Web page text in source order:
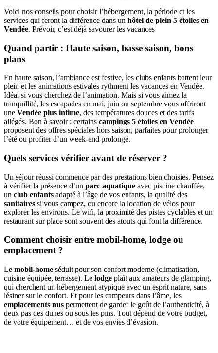
Voici nos conseils pour choisir l’hébergement, la période et les
services qui feront la différence dans un hôtel de plein 5 étoiles en
Vendée. Prévoir, c’est déjà savourer les vacances
Quand partir : Haute saison, basse saison, bons
plans
En haute saison, l’ambiance est festive, les clubs enfants battent leur
plein et les animations estivales rythment les vacances en Vendée.
Idéal si vous cherchez de l’animation. Mais si vous aimez la
tranquillité, les escapades en mai, juin ou septembre vous offriront
une Vendée plus intime, des températures douces et des tarifs
allégés. Bon à savoir : certains campings 5 étoiles en Vendée
proposent des offres spéciales hors saison, parfaites pour prolonger
l’été ou profiter d’un week-end prolongé.
Quels services vérifier avant de réserver ?
Un séjour réussi commence par des prestations bien choisies. Pensez
à vérifier la présence d’un parc aquatique avec piscine chauffée,
un club enfants adapté à l’âge de vos enfants, la qualité des
sanitaires si vous campez, ou encore la location de vélos pour
explorer les environs. Le wifi, la proximité des pistes cyclables et un
restaurant sur place sont souvent des atouts qui font la différence.
Comment choisir entre mobil-home, lodge ou
emplacement ?
Le mobil-home séduit pour son confort moderne (climatisation,
cuisine équipée, terrasse). Le lodge plaît aux amateurs de glamping,
qui cherchent un hébergement atypique avec un esprit nature, sans
lésiner sur le confort. Et pour les campeurs dans l’âme, les
emplacements nus permettent de garder le goût de l’authenticité, à
deux pas des dunes ou sous les pins. Tout dépend de votre budget,
de votre équipement… et de vos envies d’évasion.